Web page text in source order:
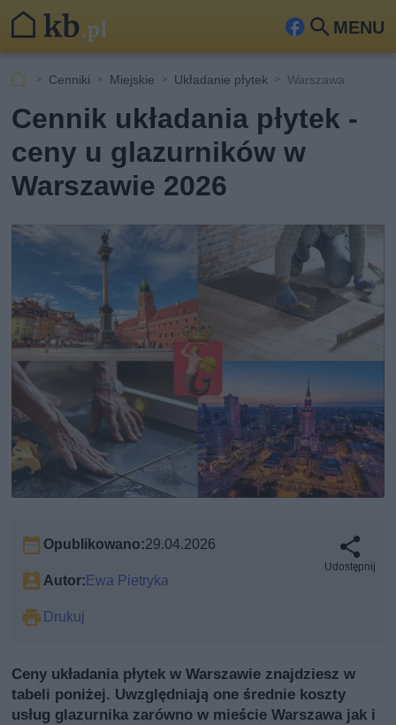
MENU
Fa
ook
Szu
Cenniki Miejskie Układanie płytek Warszawa
Cennik układania płytek -
ceny u glazurników w
Warszawie 2026
Opublikowano:29.04.2026
Autor: Ewa Pietryka
Drukuj
Udostępnij
Ceny układania płytek w Warszawie znajdziesz w
tabeli poniżej. Uwzględniają one średnie koszty
usług glazurnika zarówno w mieście Warszawa jak i